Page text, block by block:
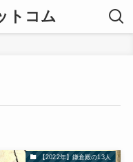
トコム
【2022年】鎌倉殿の13人